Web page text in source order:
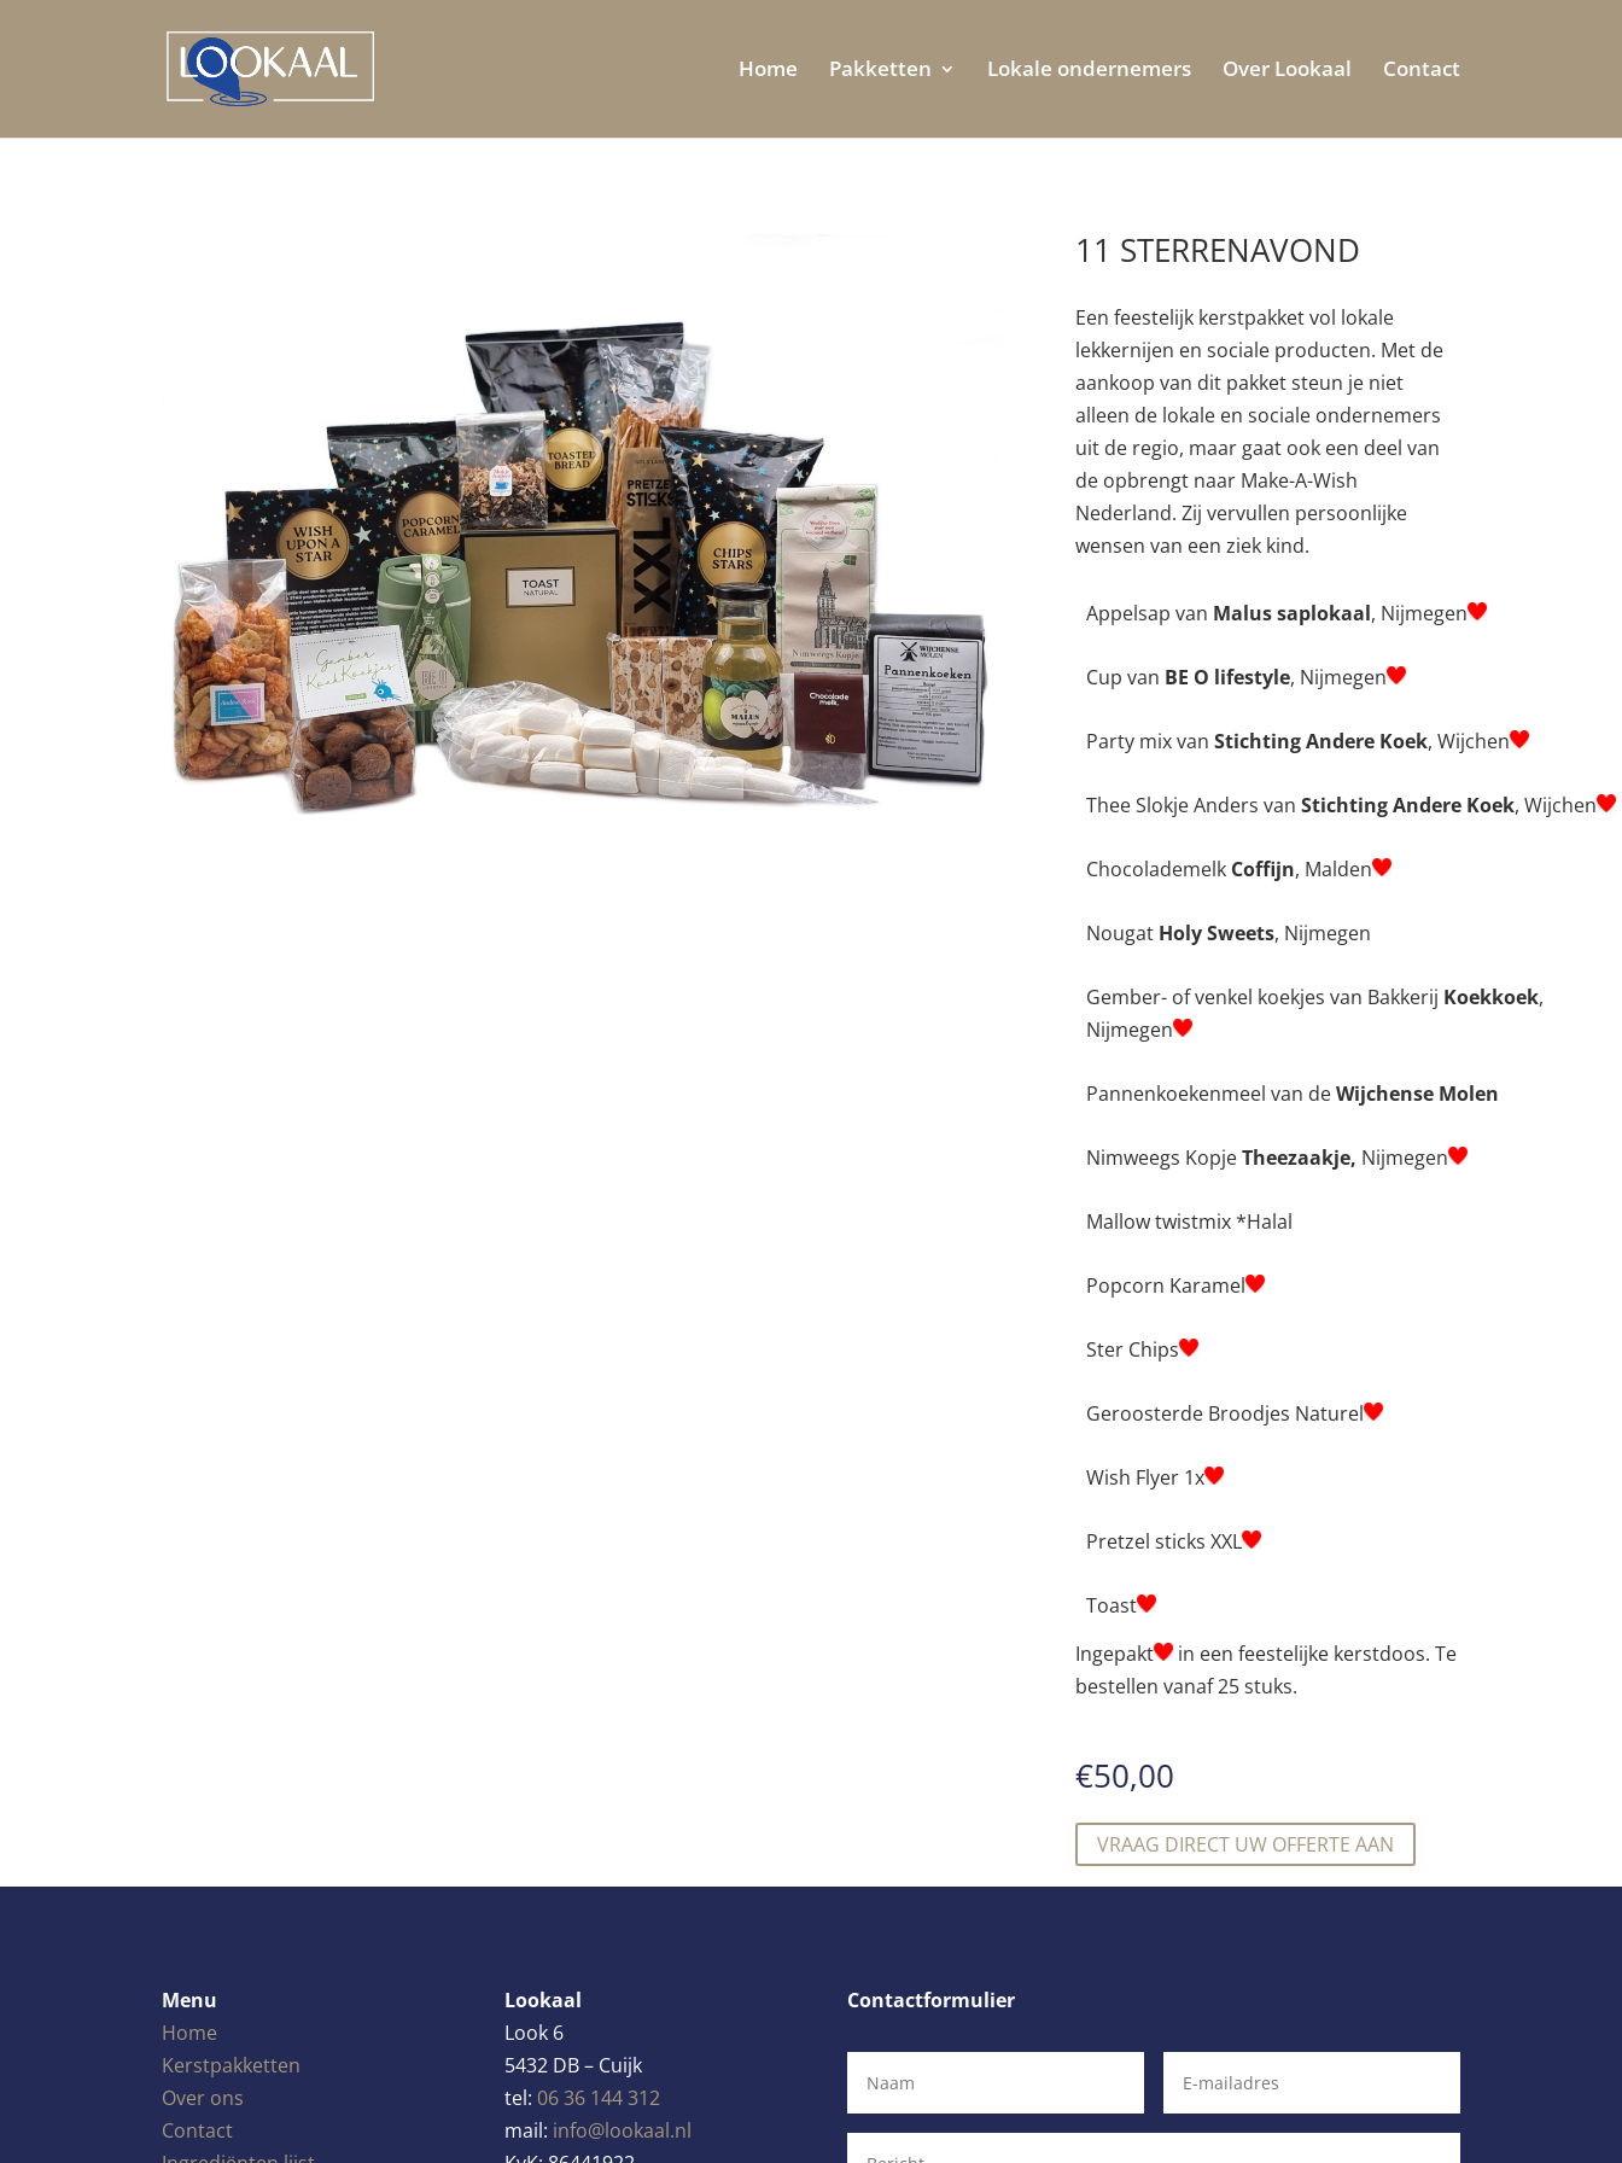
Home Pakketten Lokale ondernemers Over Lookaal Contact
11 STERRENAVOND
Een feestelijk kerstpakket vol lokale
lekkernijen en sociale producten. Met de
aankoop van dit pakket steun je niet
alleen de lokale en sociale ondernemers
uit de regio, maar gaat ook een deel van
de opbrengt naar Make-A-Wish
Nederland. Zij vervullen persoonlijke
wensen van een ziek kind.
Appelsap van Malus saplokaal, Nijmegen
Cup van BE O lifestyle, Nijmegen
Party mix van Stichting Andere Koek, Wijchen
Thee Slokje Anders van Stichting Andere Koek, Wijchen
Chocolademelk Coffijn, Malden
Nougat Holy Sweets, Nijmegen
Gember- of venkel koekjes van Bakkerij Koekkoek,
Nijmegen
Pannenkoekenmeel van deWijchense Molen
Nimweegs KopjeTheezaakje, Nijmegen
Mallow twistmix *Halal
Popcorn Karamel
Ster Chips
Geroosterde Broodjes Naturel
Wish Flyer 1x
Pretzel sticks XXL
Toast
Ingepakt
in een feestelijke kerstdoos. Te
bestellen vanaf 25 stuks.
€50,00
VRAAG DIRECT UW OFFERTE AAN
Menu
Home
Kerstpakketten
Over ons
Contact
Lookaal
Look 6
5432 DB – Cuijk
tel: 06 36 144 312
mail: info@lookaal.nl
Contactformulier